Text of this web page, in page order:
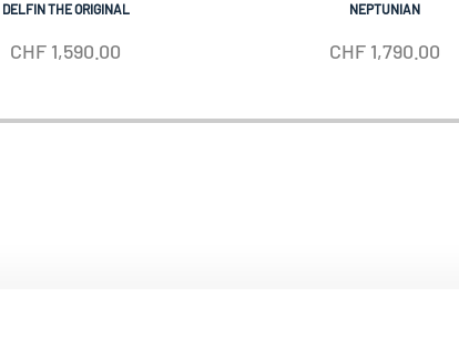
DELFIN THE ORIGINAL
CHF 1,590.00
NEPTUNIAN
CHF 1,790.00